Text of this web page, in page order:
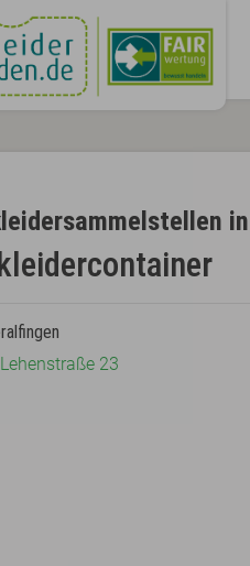
Lehenstraße 23